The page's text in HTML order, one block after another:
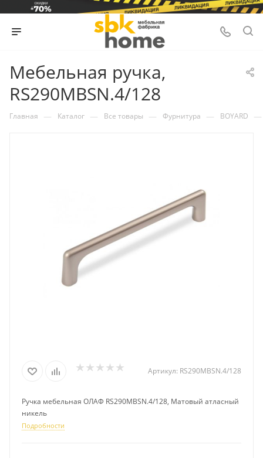
Мебельная ручка,
RS290MBSN.4/128
Главная — Каталог — Все товары — Фурнитура — BOYARD —
Артикул: RS290MBSN.4/128
Ручка мебельная ОЛАФ RS290MBSN.4/128, Матовый атласный
никель
Подробности